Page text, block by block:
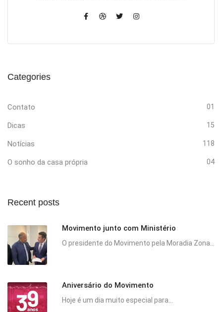
Categories
Contato 01
Dicas 15
Notícias 118
O sonho da casa própria 04
Recent posts
Movimento junto com Ministério
O presidente do Movimento pela Moradia Zona...
Aniversário do Movimento
Hoje é um dia muito especial para...